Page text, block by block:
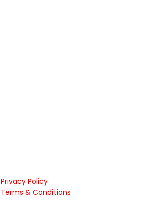
Privacy Policy
Terms & Conditions